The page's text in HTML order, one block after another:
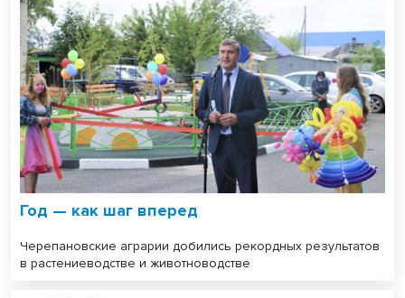
Год — как шаг вперед
Черепановские аграрии добились рекордных результатов
в растениеводстве и животноводстве